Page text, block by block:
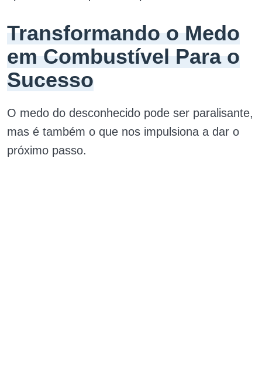
Transformando o Medo
em Combustível Para o
Sucesso
O medo do desconhecido pode ser paralisante,
mas é também o que nos impulsiona a dar o
próximo passo.